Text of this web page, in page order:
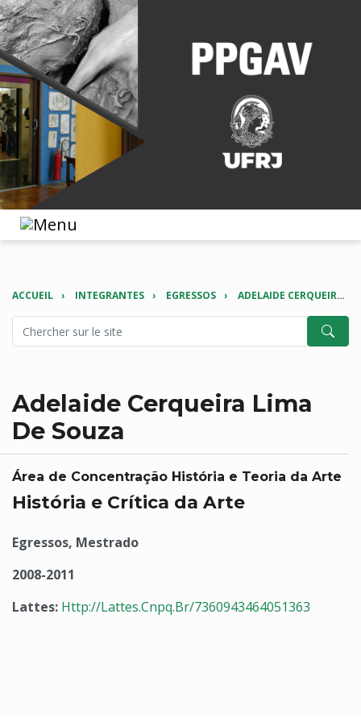
ACCUEIL INTEGRANTES EGRESSOS ADELAIDE CERQUEIRA LIMA DE SOUZA
Adelaide Cerqueira Lima
De Souza
Área de Concentração História e Teoria da Arte
História e Crítica da Arte
Egressos, Mestrado
2008-2011
Lattes: Http://Lattes.Cnpq.Br/7360943464051363